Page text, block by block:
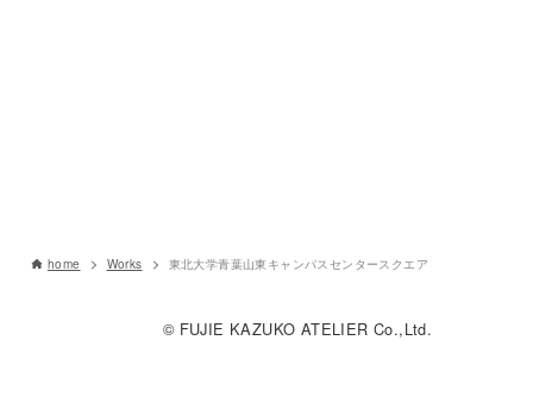
home Works 東北大学青葉山東キャンパスセンタースクエア
© FUJIE KAZUKO ATELIER Co.,Ltd.